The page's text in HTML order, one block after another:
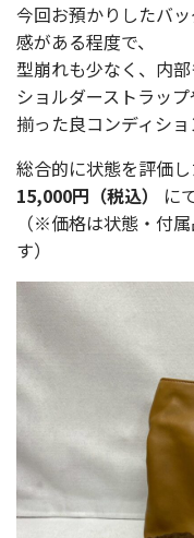
今回お預かりしたバ
感がある程度で、
型崩れも少なく、内部
ショルダーストラッ
揃った良コンディショ
総合的に状態を評価し
15,000円（税込）
に
（※価格は状態・付
す）